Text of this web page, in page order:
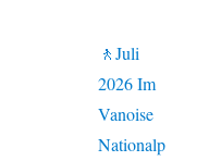
🚶Juli
2026 Im
Vanoise
Nationalp